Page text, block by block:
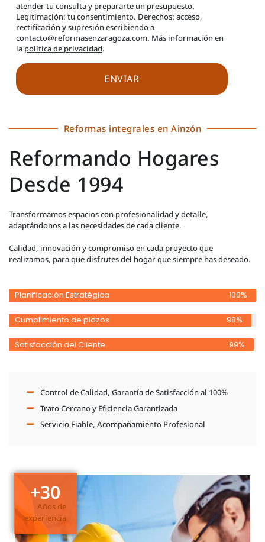
atender tu consulta y prepararte un presupuesto.
Legitimación: tu consentimiento. Derechos: acceso,
rectificación y supresión escribiendo a
contacto@reformasenzaragoza.com. Más información en
la política de privacidad.
Reformas integrales en Ainzón
Reformando Hogares
Desde 1994
Transformamos espacios con profesionalidad y detalle,
adaptándonos a las necesidades de cada cliente.
Calidad, innovación y compromiso en cada proyecto que
realizamos, para que disfrutes del hogar que siempre has deseado.
Planificación Estratégica 100%
Cumplimiento de plazos 98%
Satisfacción del Cliente 99%
Control de Calidad, Garantía de Satisfacción al 100%
Trato Cercano y Eficiencia Garantizada
Servicio Fiable, Acompañamiento Profesional
+30
Años de
experiencia